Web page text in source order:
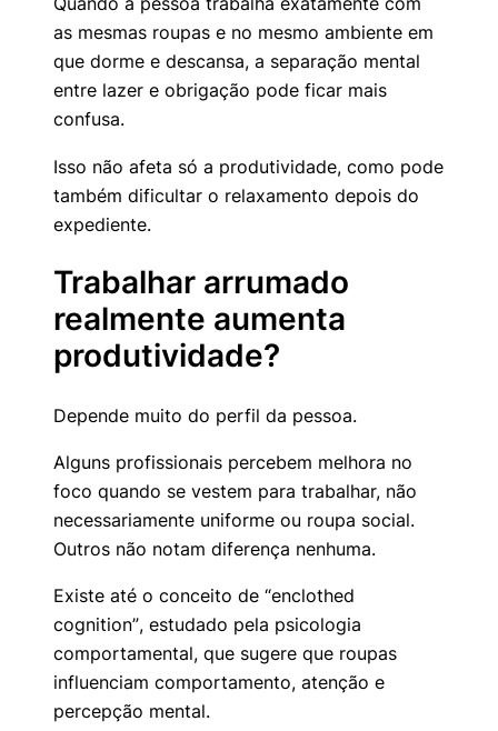
as mesmas roupas e no mesmo ambiente em
que dorme e descansa, a separação mental
entre lazer e obrigação pode ficar mais
confusa.
Isso não afeta só a produtividade, como pode
também dificultar o relaxamento depois do
expediente.
Trabalhar arrumado
realmente aumenta
produtividade?
Depende muito do perfil da pessoa.
Alguns profissionais percebem melhora no
foco quando se vestem para trabalhar, não
necessariamente uniforme ou roupa social.
Outros não notam diferença nenhuma.
Existe até o conceito de “enclothed
cognition”, estudado pela psicologia
comportamental, que sugere que roupas
influenciam comportamento, atenção e
percepção mental.